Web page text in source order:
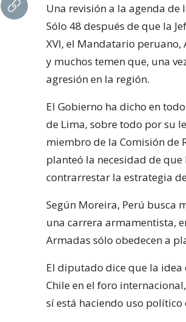
Una revisión a la agenda de
Sólo 48 después de que la
XVI, el Mandatario
y muchos temen que, una
agresión en la región.
El Gobierno ha dicho en
de Lima, sobre todo por su
miembro de la Comisión de
planteó la necesidad de
contrarrestar la estrategia
Según Moreira, Perú busca
una carrera armamentista,
Armadas sólo obedecen a
El diputado dice que la
Chile en el foro
sí está haciendo uso